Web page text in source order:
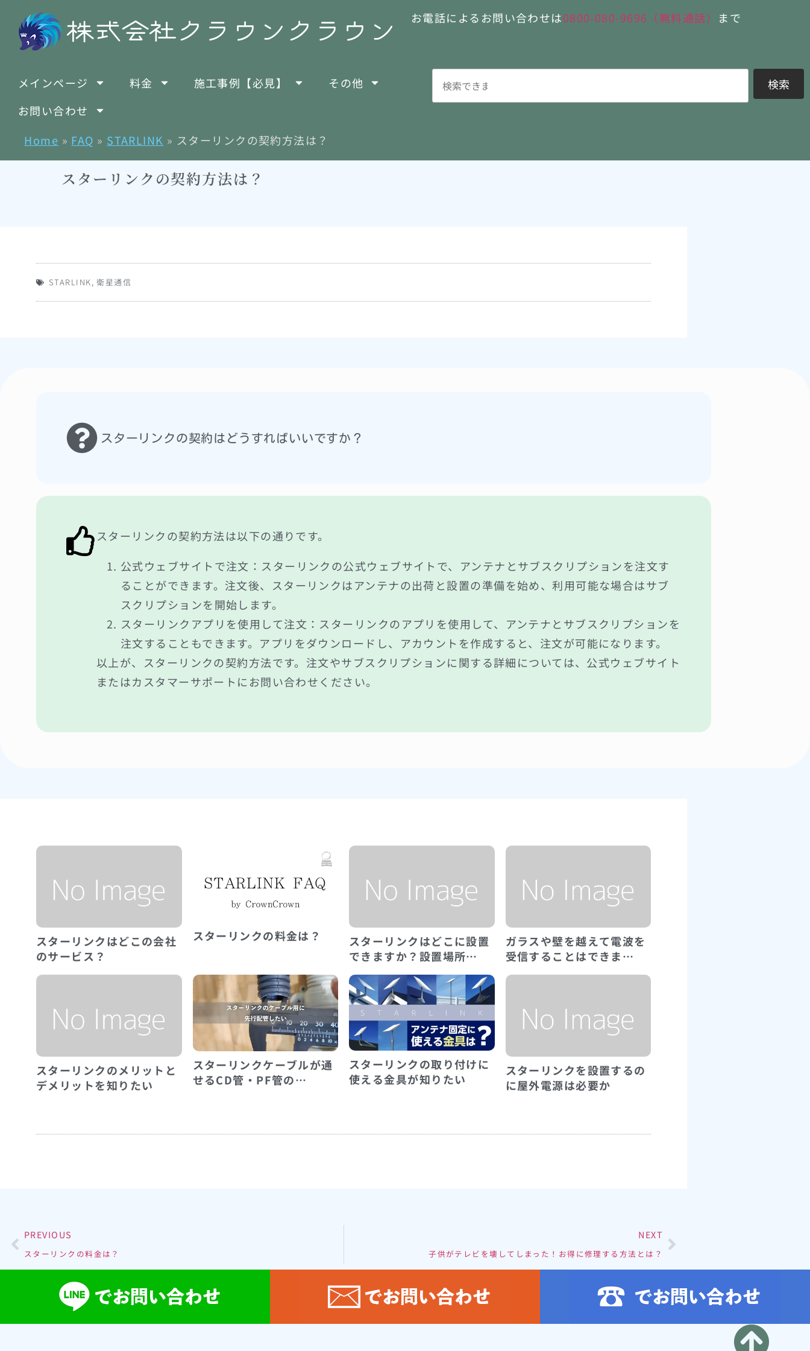
お電話によるお問い合わせは0800-080-9696（無料通話） まで
メインページ 料金 施工事例【必見】
その他
お問い合わせ
検索
Home » FAQ » STARLINK » スターリンクの契約方法は？
スターリンクの契約方法は？
STARLINK,衛星通信
スターリンクの契約はどうすればいいですか？
スターリンクの契約方法は以下の通りです。
公式ウェブサイトで注文：スターリンクの公式ウェブサイトで、アンテナとサブスクリプションを注文す
ることができます。注文後、スターリンクはアンテナの出荷と設置の準備を始め、利用可能な場合はサブ
スクリプションを開始します。
スターリンクアプリを使用して注文：スターリンクのアプリを使用して、アンテナとサブスクリプションを
注文することもできます。アプリをダウンロードし、アカウントを作成すると、注文が可能になります。
以上が、スターリンクの契約方法です。注文やサブスクリプションに関する詳細については、公式ウェブサイト
またはカスタマーサポートにお問い合わせください。
スターリンクはどこの会社
のサービス？
スターリンクの料金は？
スターリンクはどこに設置
できますか？設置場所…
ガラスや壁を越えて電波を
受信することはできま…
スターリンクのメリットと
デメリットを知りたい
スターリンクケーブルが通
せるCD管・PF管の…
スターリンクの取り付けに
使える金具が知りたい
スターリンクを設置するの
に屋外電源は必要か
PREVIOUS
スターリンクの料金は？
NEXT
子供がテレビを壊してしまった！お得に修理する方法とは？